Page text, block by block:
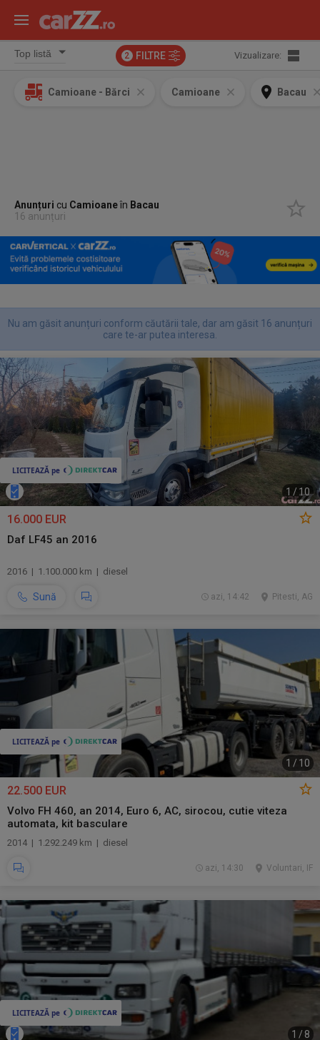
2 FILTRE Vizualizare:
Camioane - Bărci Camioane Bacau
Anunțuri cu Camioaneîn Bacau
16 anunțuri
Nu am găsit anunțuri conform căutării tale, dar am găsit 16 anunțuri
care te-ar putea interesa.
1 /10
16.000 EUR
Daf LF45 an 2016
2016 | 1.100.000 km | diesel
Sună Pitesti, AG
azi, 14:42
1 / 10
22.500 EUR
Volvo FH 460, an 2014, Euro 6, AC, sirocou, cutie viteza
automata, kit basculare
2014 | 1.292.249 km | diesel
Voluntari, IF
azi, 14:30
1 / 8